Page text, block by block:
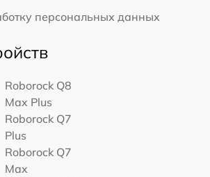
персональных данных
Roborock Q8
Max Plus
Roborock Q7
Plus
Roborock Q7
Max